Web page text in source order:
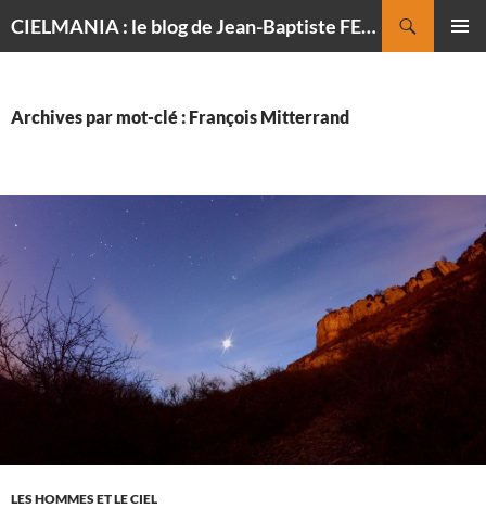
CIELMANIA : le blog de Jean-Baptiste FELDMANN, photographe du ciel
Archives par mot-clé : François Mitterrand
LES HOMMES ET LE CIEL